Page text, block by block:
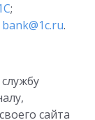
;
bank@1c.ru.
сайта